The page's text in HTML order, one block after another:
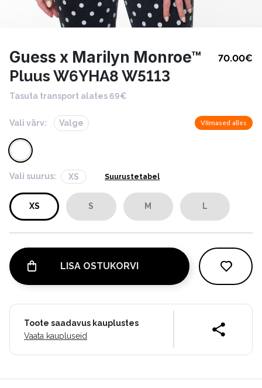
Guess x Marilyn Monroe™ 70.00€
Pluus W6YHA8 W5113
Tasuta transport alates 69€
Vali värv: Valge Viimased alles
Vali suurus: XS Suurustetabel
XS S M L
LISA OSTUKORVI
Toote saadavus kauplustes
Vaata kaupluseid